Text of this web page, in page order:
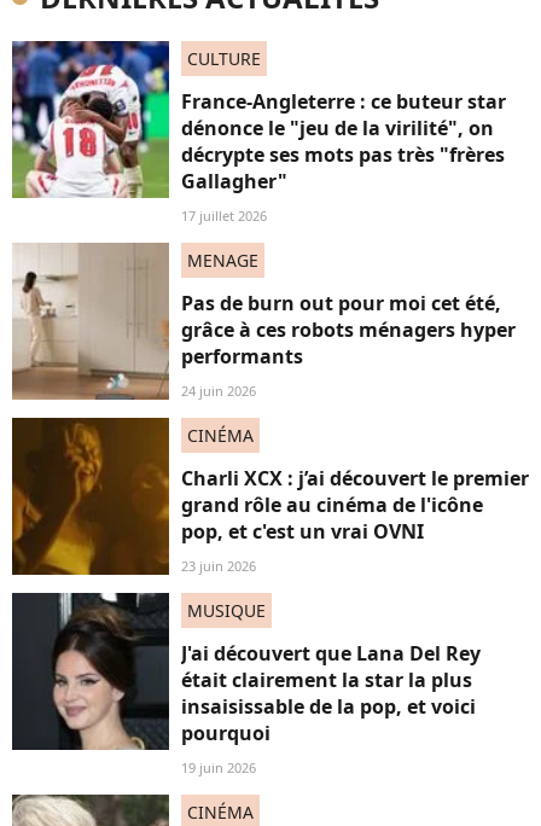
CULTURE
France-Angleterre : ce buteur star
dénonce le "jeu de la virilité", on
décrypte ses mots pas très "frères
Gallagher"
17 juillet 2026
MENAGE
Pas de burn out pour moi cet été,
grâce à ces robots ménagers hyper
performants
24 juin 2026
CINÉMA
Charli XCX : j’ai découvert le premier
grand rôle au cinéma de l'icône
pop, et c'est un vrai OVNI
23 juin 2026
MUSIQUE
J'ai découvert que Lana Del Rey
était clairement la star la plus
insaisissable de la pop, et voici
pourquoi
19 juin 2026
CINÉMA